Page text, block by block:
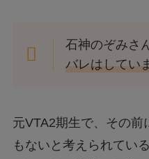
石神のぞみさ
バレはしてい
元VTA2期生で、その
もないと考えられてい